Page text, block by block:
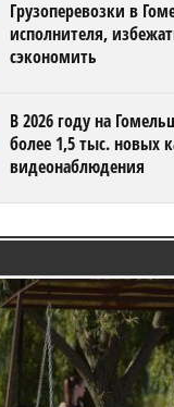
Грузоперевозки в
исполнителя,
сэкономить
В 2026 году на
более 1,5 тыс. новых
видеонаблюдения